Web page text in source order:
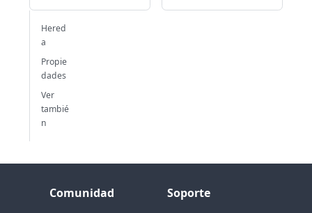
Hered
a
Propie
dades
Ver
tambié
n
Comunidad Soporte